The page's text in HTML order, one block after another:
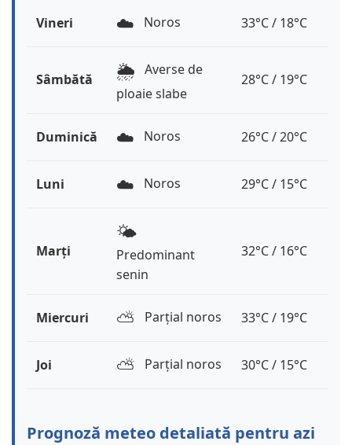
Vineri ☁️ Noros 33°C / 18°C
Sâmbătă 🌦️ Averse de
ploaie slabe
28°C / 19°C
Duminică ☁️ Noros 26°C / 20°C
Luni ☁️ Noros 29°C / 15°C
Marți
🌤️
Predominant
senin
32°C / 16°C
Miercuri ⛅️ Parțial noros 33°C / 19°C
Joi ⛅️ Parțial noros 30°C / 15°C
Prognoză meteo detaliată pentru azi